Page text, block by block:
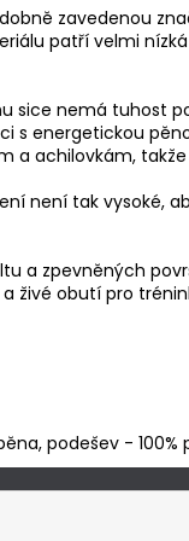
zavedenou
patří velmi
sice nemá
energetickou
achilovkám,
není tak
a zpevněných
živé obutí pro
podešev - 100%